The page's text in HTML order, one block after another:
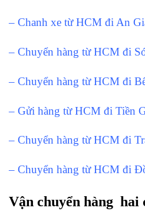
– Chanh xe từ HCM đi An
– Chuyển hàng từ HCM đi
– Chuyển hàng từ HCM đi
– Gửi hàng từ HCM đi Tiền
– Chuyển hàng từ HCM đi
– Chuyển hàng từ HCM đi
Vận chuyển hàng